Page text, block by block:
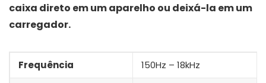
caixa direto em um aparelho ou deixá-la em um
carregador.
Frequência 150Hz – 18kHz